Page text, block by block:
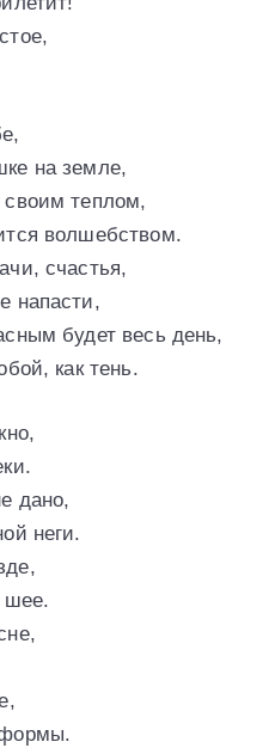
на земле,
своим теплом,
волшебством.
счастья,
напасти,
будет весь день,
как тень.
дано,
неги.
шее.